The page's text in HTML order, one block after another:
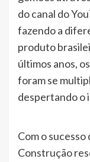
do canal do
fazendo a
produto
últimos anos,
foram se
despertando o
Com o sucesso
Construção